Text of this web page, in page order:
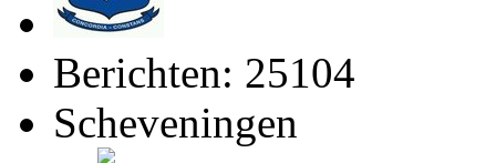
Berichten: 25104
Scheveningen